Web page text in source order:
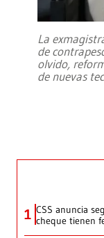
La
de
olvido,
de nuevas
1 CSS anuncia
cheque tienen